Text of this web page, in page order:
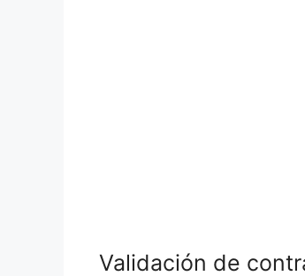
Validación de